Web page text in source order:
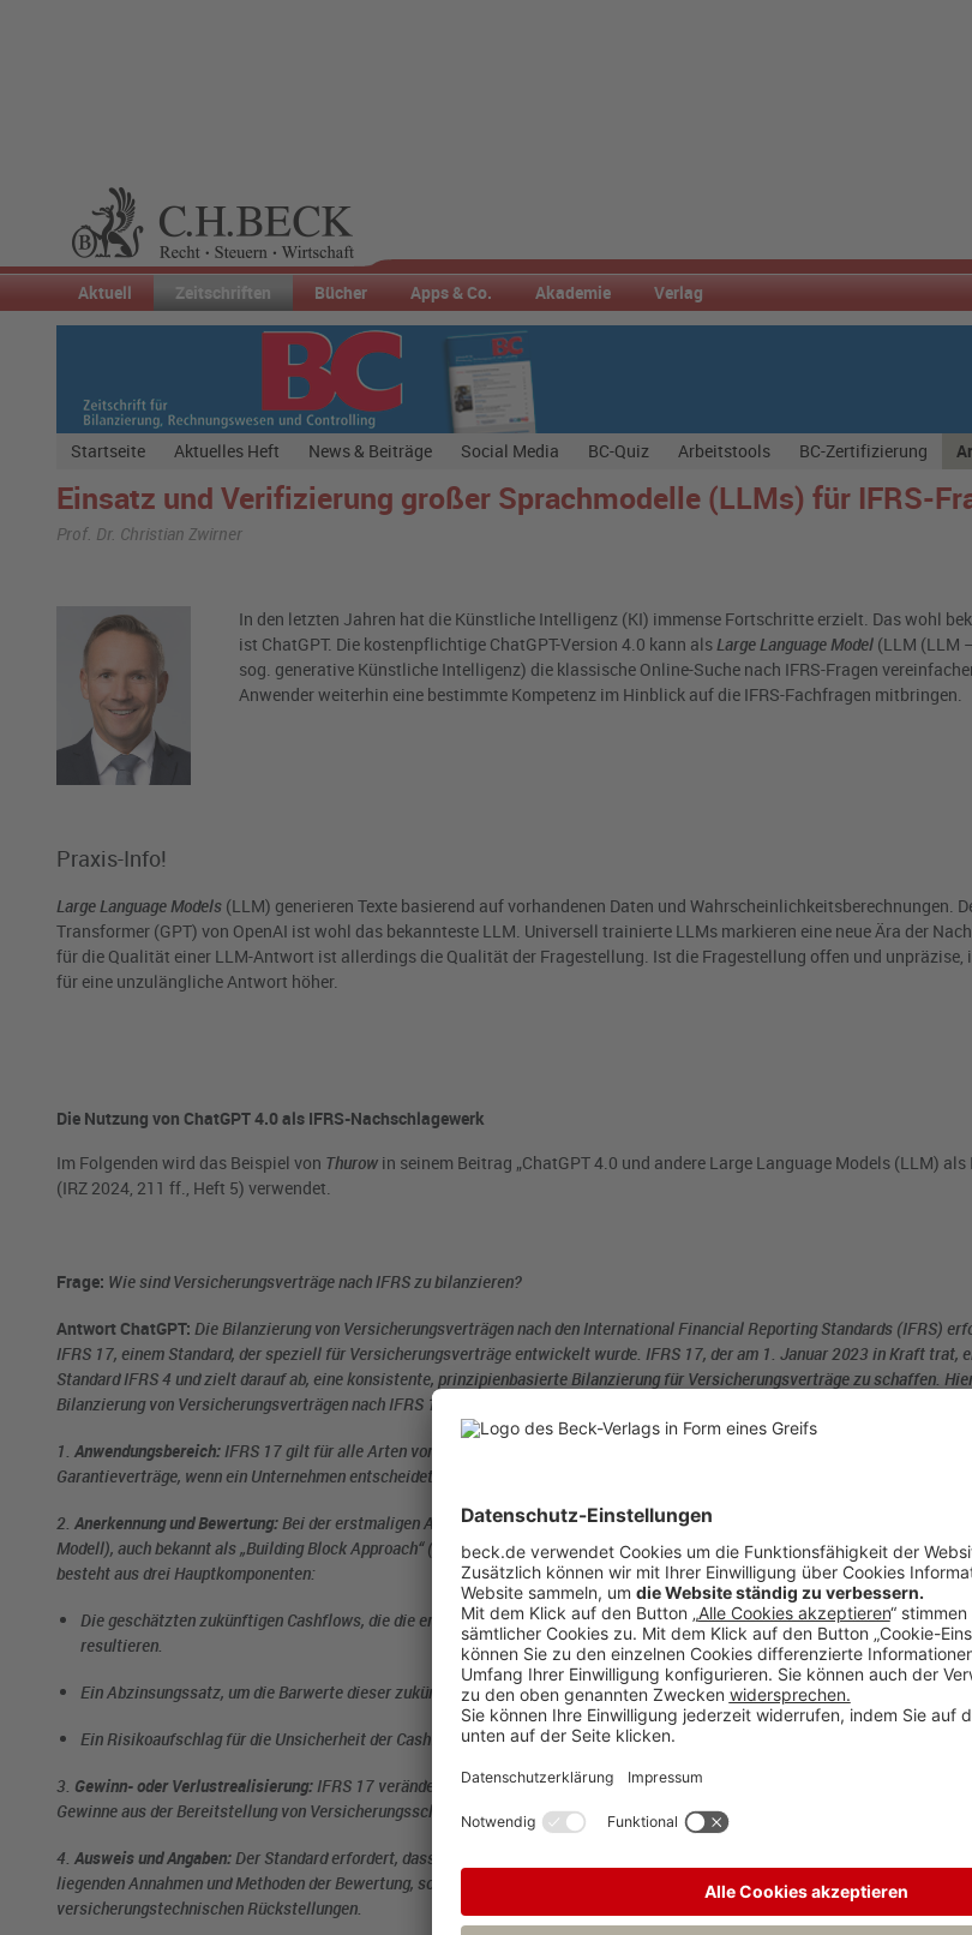
Aktuell Zeitschriften Bücher Apps & Co. Akademie Verlag
Startseite Aktuelles Heft News & Beiträge Social Media BC-Quiz Arbeitstools BC-Zertifizierung
Einsatz und Verifizierung großer Sprachmodelle (LLMs) für IFRS-
Prof. Dr. Christian Zwirner
In den letzten Jahren hat die Künstliche Intelligenz (KI) immense Fortschritte erzielt. Das wohl
ist ChatGPT. Die kostenpflichtige ChatGPT-Version 4.0 kann alsLarge Language Model (LLM (LLM
sog. generative Künstliche Intelligenz) die klassische Online-Suche nach IFRS-Fragen
Anwender weiterhin eine bestimmte Kompetenz im Hinblick auf die IFRS-Fachfragen mitbringen.
Praxis-Info!
Large Language Models (LLM) generieren Texte basierend auf vorhandenen Daten und Wahrscheinlichkeitsberechnungen.
Transformer (GPT) von OpenAI ist wohl das bekannteste LLM. Universell trainierte LLMs markieren eine neue Ära der
für die Qualität einer LLM-Antwort ist allerdings die Qualität der Fragestellung. Ist die Fragestellung offen und unpräzise,
für eine unzulängliche Antwort höher.
Die Nutzung von ChatGPT 4.0 als IFRS-Nachschlagewerk
Im Folgenden wird das Beispiel von Thurow in seinem Beitrag „ChatGPT 4.0 und andere Large Language Models (LLM) als
(IRZ 2024, 211 ff., Heft 5) verwendet.
Frage: Wie sind Versicherungsverträge nach IFRS zu bilanzieren?
Antwort ChatGPT: Die Bilanzierung von Versicherungsverträgen nach den International Financial Reporting Standards (IFRS)
IFRS 17, einem Standard, der speziell für Versicherungsverträge entwickelt wurde. IFRS 17, der am 1. Januar 2023 in Kraft trat,
Standard IFRS 4 und zielt darauf ab, eine konsistente, prinzipienbasierte Bilanzierung für Versicherungsverträge zu schaffen.
Bilanzierung von Versicherungsverträgen nach IFRS 17:
1. Anwendungsbereich: IFRS 17 gilt für alle Arten von Versicherungs- und Rückversicherungsverträgen, die ein Unternehmen
Garantieverträge, wenn ein Unternehmen entscheidet, diese wie Versicherungsverträge zu behandeln.
2. Anerkennung und Bewertung: Bei der erstmaligen Anerkennung muss ein Unternehmen Versicherungsverträge anhand des sog.
Modell), auch bekannt als „Building Block Approach“ (BBA), bewerten, sofern nicht der „Premium Allocation Approach“ (PAA)
besteht aus drei Hauptkomponenten:
Die geschätzten zukünftigen Cashflows, die die erwarteten Zahlungen für Versicherungsleistungen und -kosten einschließen,
resultieren.
Ein Abzinsungssatz, um die Barwerte dieser zukünftigen Cashflows zu berechnen.
Ein Risikoaufschlag für die Unsicherheit der Cashflows.
3. Gewinn- oder Verlustrealisierung: IFRS 17 verändert, wie und wann Unternehmen Gewinne aus Versicherungsverträgen
Gewinne aus der Bereitstellung von Versicherungsschutz über die Laufzeit des Vertrags verteilen, anstatt sofort bei
4. Ausweis und Angaben: Der Standard erfordert, dass Unternehmen detaillierte Angaben zu ihren Versicherungsverträgen
liegenden Annahmen und Methoden der Bewertung, sowie Informationen über die Risikoexposition, die Profitabilität der Verträge
versicherungstechnischen Rückstellungen.